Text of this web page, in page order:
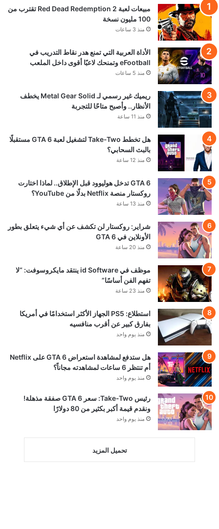
مبيعات لعبة Red Dead Redemption 2 تقترب من
100 مليون نسخة
منذ 3 ساعات
الأداة العربية التي تمنع هدر نقاط التدريب في
eFootball وتمنحك لاعبًا أقوى داخل الملعب
منذ 5 ساعات
ريميك غير رسمي لـ Metal Gear Solid يخطف
الأنظار.. وأصبح متاحًا للتجربة
منذ 11 ساعة
هل تخطط Take-Two لتشغيل لعبة GTA 6 مستقبلًا
بالبث السحابي؟
منذ 12 ساعة
GTA 6 تدخل هوليوود قبل الإطلاق.. لماذا اختارت
روكستار منصة Netflix بدلًا من YouTube؟
منذ 13 ساعة
شراير: روكستار لن تكشف عن أي شيء يتعلق بطور
الأونلاين في GTA 6
منذ 20 ساعة
موظف في id Software ينتقد مايكروسوفت: “لا
تفهم الفن أساسًا”
منذ 23 ساعة
استطلاع: PS5 الجهاز الأكثر استخدامًا في أمريكا
بفارق كبير عن أقرب منافسيه
منذ يوم واحد
هل ستدفع لمشاهدة استعراض GTA 6 على Netflix
أم تنتظر 6 ساعات لمشاهدته مجاناً؟
منذ يوم واحد
رئيس Take-Two: سعر GTA 6 صفقة مذهلة!
ونقدم قيمة أكبر بكثير من 80 دولارًا
منذ يوم واحد
تحميل المزيد